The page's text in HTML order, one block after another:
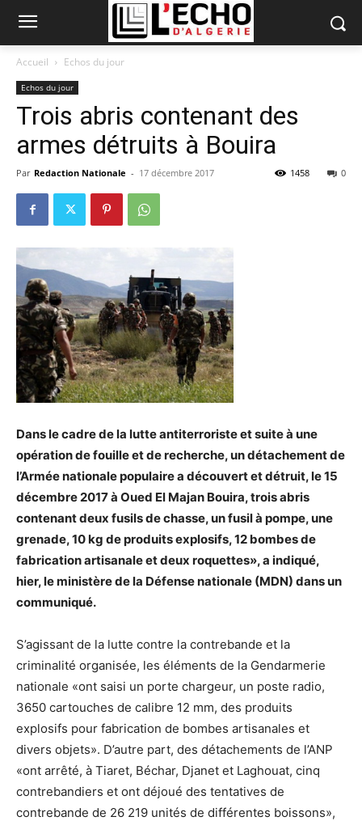
Accueil Echos du jour
Echos du jour
Trois abris contenant des
armes détruits à Bouira
Par Redaction Nationale - 17 décembre 2017 0
1458
Dans le cadre de la lutte antiterroriste et suite à une
opération de fouille et de recherche, un détachement de
l’Armée nationale populaire a découvert et détruit, le 15
décembre 2017 à Oued El Majan Bouira, trois abris
contenant deux fusils de chasse, un fusil à pompe, une
grenade, 10 kg de produits explosifs, 12 bombes de
fabrication artisanale et deux roquettes», a indiqué,
hier, le ministère de la Défense nationale (MDN) dans un
communiqué.
S’agissant de la lutte contre la contrebande et la
criminalité organisée, les éléments de la Gendarmerie
nationale «ont saisi un porte chargeur, un poste radio,
3650 cartouches de calibre 12 mm, des produits
explosifs pour fabrication de bombes artisanales et
divers objets». D’autre part, des détachements de l’ANP
«ont arrêté, à Tiaret, Béchar, Djanet et Laghouat, cinq
contrebandiers et ont déjoué des tentatives de
contrebande de 26 219 unités de différentes boissons»,